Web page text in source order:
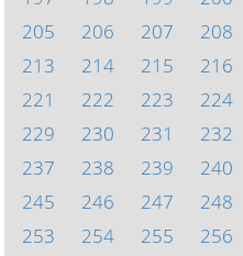
205
206 207 208
213
214 215 216
221
222 223 224
229
230 231 232
237
238 239 240
245
246 247 248
253
254 255 256